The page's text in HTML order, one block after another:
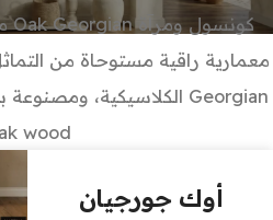
معمارية راقية مستوحاة من
wood.
أوك جورجيان